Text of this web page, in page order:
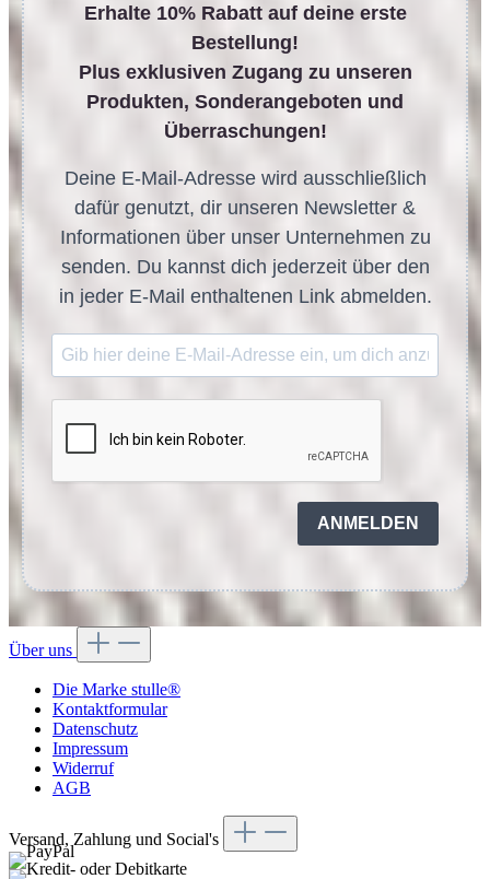
Erhalte 10% Rabatt auf deine erste
Bestellung!
Plus exklusiven Zugang zu unseren
Produkten, Sonderangeboten und
Überraschungen!
Deine E-Mail-Adresse wird ausschließlich
dafür genutzt, dir unseren Newsletter &
Informationen über unser Unternehmen zu
senden. Du kannst dich jederzeit über den
in jeder E-Mail enthaltenen Link abmelden.
ANMELDEN
Über uns
Die Marke stulle®
Kontaktformular
Datenschutz
Impressum
Widerruf
AGB
Versand, Zahlung und Social's